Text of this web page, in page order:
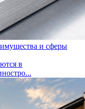
и сферы
в